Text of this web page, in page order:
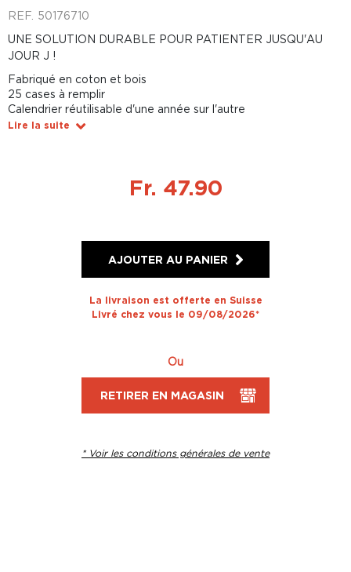
REF. 50176710
UNE SOLUTION DURABLE POUR PATIENTER JUSQU'AU
JOUR J !
Fabriqué en coton et bois
25 cases à remplir
Calendrier réutilisable d'une année sur l'autre
Lire la suite
Fr. 47.90
AJOUTER AU PANIER
La livraison est offerte en Suisse
Livré chez vous le 09/08/2026*
Ou
RETIRER EN MAGASIN
* Voir les conditions générales de vente